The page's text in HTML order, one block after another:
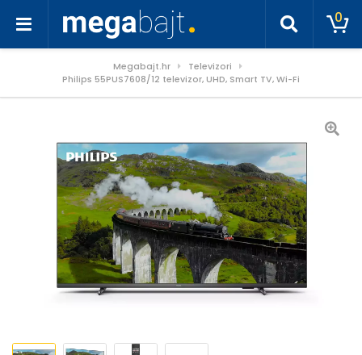
0
Megabajt.hr
Televizori
Philips 55PUS7608/12 televizor, UHD, Smart TV, Wi-Fi